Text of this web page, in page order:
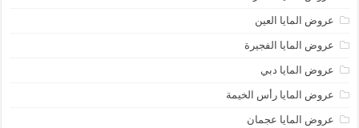
عروض المايا العين
عروض المايا الفجيرة
عروض المايا دبي
عروض المايا رأس الخيمة
عروض المايا عجمان